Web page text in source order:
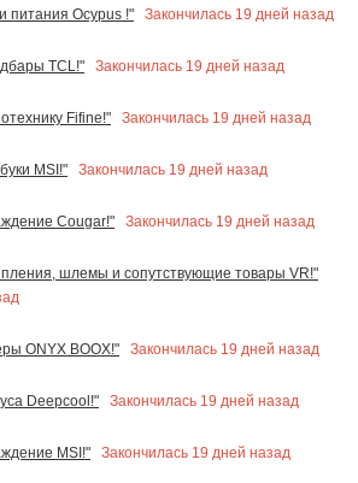
питания Ocypus !"
Закончилась 19 дней назад
TCL!"
Закончилась 19 дней назад
Fifine!"
Закончилась 19 дней назад
MSI!"
Закончилась 19 дней назад
Cougar!"
Закончилась 19 дней назад
шлемы и сопутствующие товары VR!"
ONYX BOOX!"
Закончилась 19 дней назад
Deepcool!"
Закончилась 19 дней назад
MSI!"
Закончилась 19 дней назад